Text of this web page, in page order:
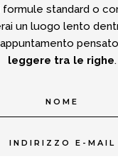
formule standard o
un luogo lento
pensato
leggere tra le righe.